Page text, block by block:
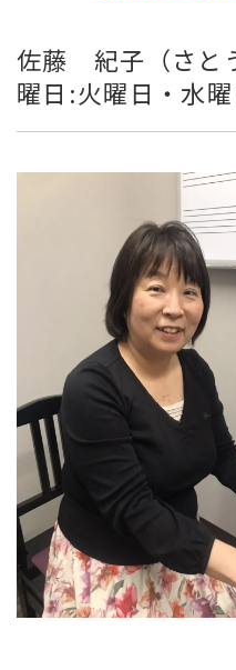
佐藤 紀子（さ
曜日:火曜日・水曜